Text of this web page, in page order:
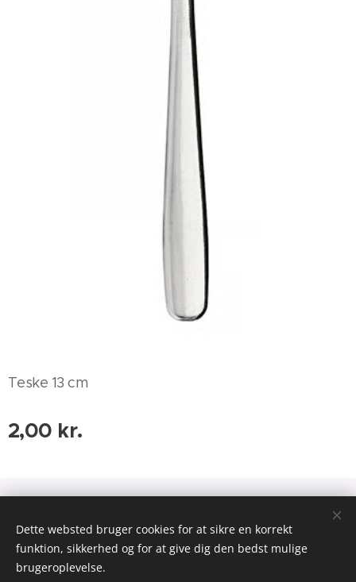
Teske 13 cm
2,00 kr.
Drevet afWebnode Cookies
Dette websted bruger cookies for at sikre en korrekt
funktion, sikkerhed og for at give dig den bedst mulige
brugeroplevelse.